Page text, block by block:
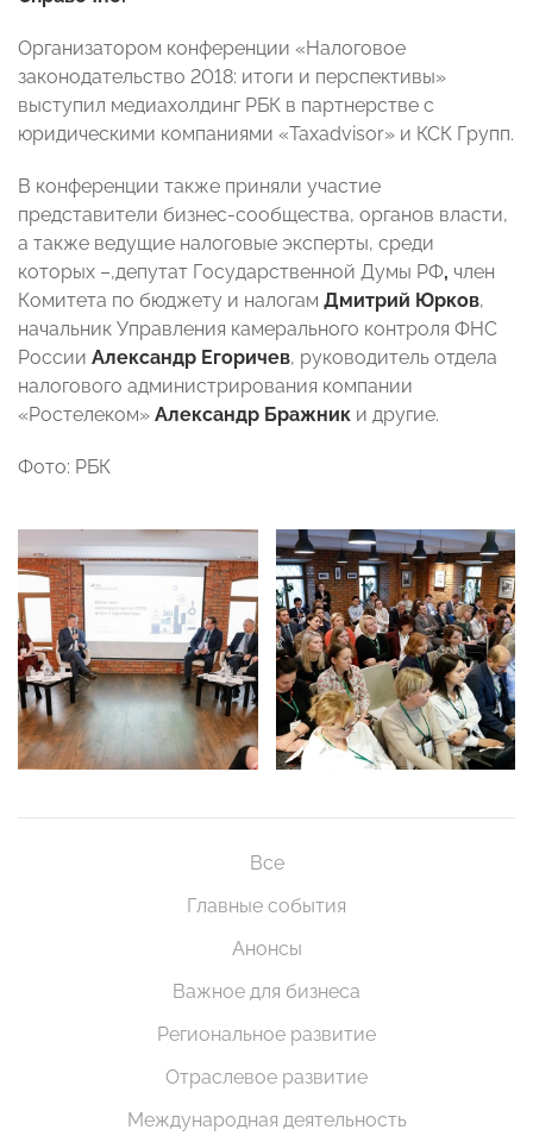
Организатором конференции «Налоговое
законодательство 2018: итоги и перспективы»
выступил медиахолдинг РБК в партнерстве с
юридическими компаниями «Taxadvisor» и КСК Групп.
В конференции также приняли участие
представители бизнес-сообщества, органов власти,
а также ведущие налоговые эксперты, среди
которых –,депутат Государственной Думы РФ, член
Комитета по бюджету и налогам Дмитрий Юрков,
начальник Управления камерального контроля ФНС
России Александр Егоричев, руководитель отдела
налогового администрирования компании
«Ростелеком» Александр Бражник и другие.
Фото: РБК
Все
Главные события
Анонсы
Важное для бизнеса
Региональное развитие
Отраслевое развитие
Международная деятельность